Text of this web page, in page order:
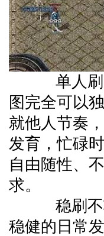
单人刷
图完全可以
就他人节奏
发育，忙碌
自由随性、
求。
稳刷不
稳健的日常